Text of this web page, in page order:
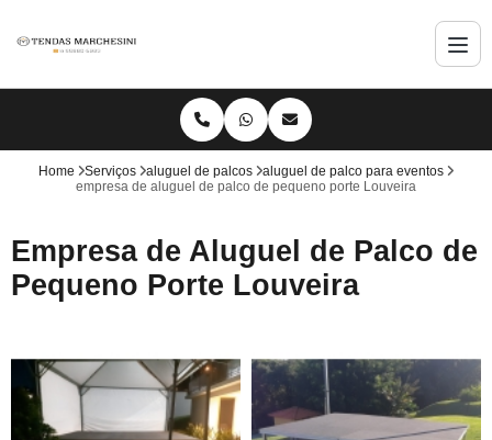
Home Serviços aluguel de palcos
aluguel de palco para eventos
empresa de aluguel de palco de pequeno porte Louveira
Empresa de Aluguel de Palco de
Pequeno Porte Louveira